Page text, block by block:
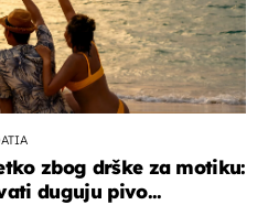
zbog drške za motiku:
duguju pivo...